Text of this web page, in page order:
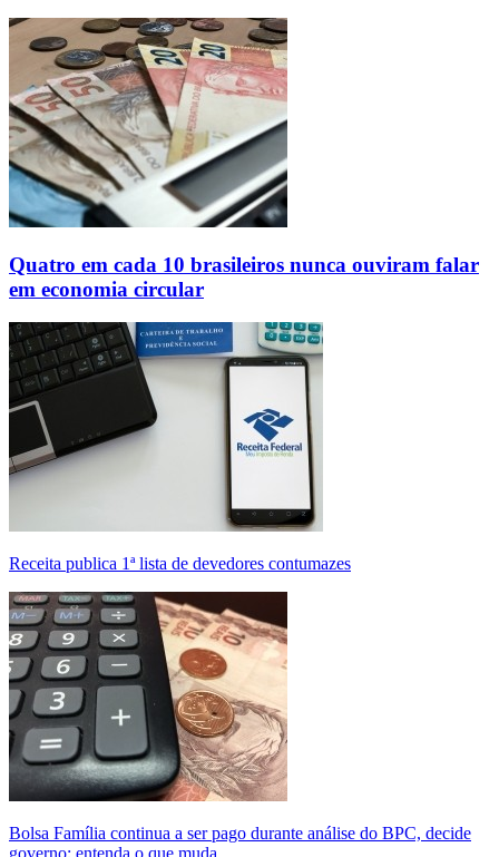
Quatro em cada 10 brasileiros nunca ouviram falar
em economia circular
Receita publica 1ª lista de devedores contumazes
Bolsa Família continua a ser pago durante análise do BPC, decide